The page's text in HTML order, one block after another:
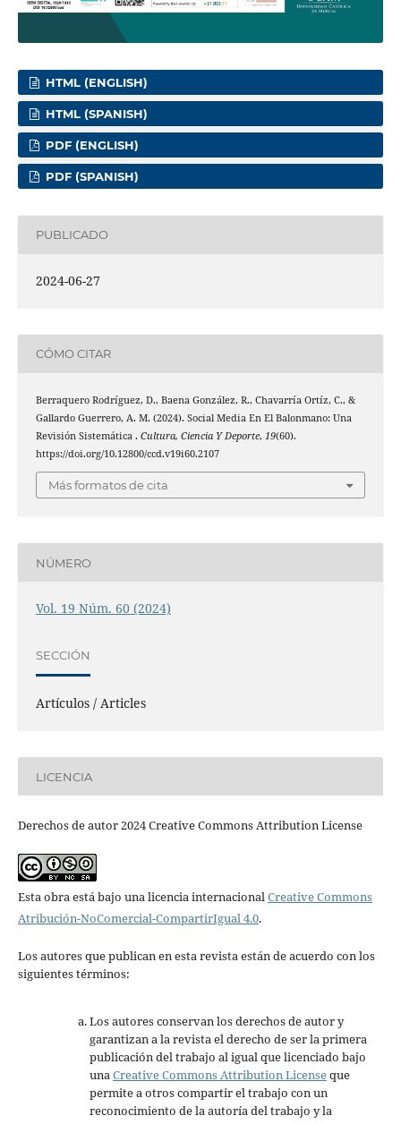
HTML (ENGLISH)
HTML (SPANISH)
PDF (ENGLISH)
PDF (SPANISH)
PUBLICADO
2024-06-27
CÓMO CITAR
Berraquero Rodríguez, D., Baena González, R., Chavarría Ortíz, C., &
Gallardo Guerrero, A. M. (2024). Social Media En El Balonmano: Una
Revisión Sistemática . Cultura, Ciencia Y Deporte, 19(60).
https://doi.org/10.12800/ccd.v19i60.2107
Más formatos de cita
NÚMERO
Vol. 19 Núm. 60 (2024)
SECCIÓN
Artículos / Articles
LICENCIA
Derechos de autor 2024 Creative Commons Attribution License
Esta obra está bajo una licencia internacional Creative Commons
Atribución-NoComercial-CompartirIgual 4.0.
Los autores que publican en esta revista están de acuerdo con los
siguientes términos:
Los autores conservan los derechos de autor y
garantizan a la revista el derecho de ser la primera
publicación del trabajo al igual que licenciado bajo
una Creative Commons Attribution Licenseque
permite a otros compartir el trabajo con un
reconocimiento de la autoría del trabajo y la